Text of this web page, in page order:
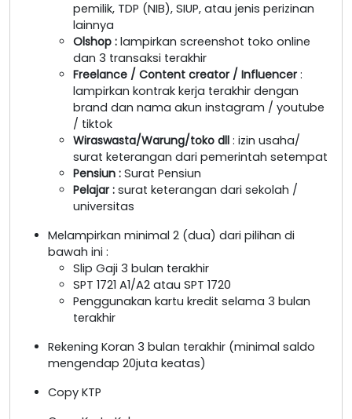
pemilik, TDP (NIB), SIUP, atau jenis perizinan
lainnya
Olshop : lampirkan screenshot toko online
dan 3 transaksi terakhir
Freelance / Content creator / Influencer :
lampirkan kontrak kerja terakhir dengan
brand dan nama akun instagram / youtube
/ tiktok
Wiraswasta/Warung/toko dll : izin usaha/
surat keterangan dari pemerintah setempat
Pensiun : Surat Pensiun
Pelajar : surat keterangan dari sekolah /
universitas
Melampirkan minimal 2 (dua) dari pilihan di
bawah ini :
Slip Gaji 3 bulan terakhir
SPT 1721 A1/A2 atau SPT 1720
Penggunakan kartu kredit selama 3 bulan
terakhir
Rekening Koran 3 bulan terakhir (minimal saldo
mengendap 20juta keatas)
Copy KTP